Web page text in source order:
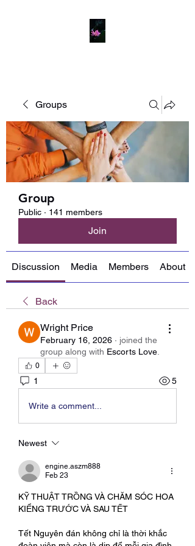
Groups
Group
Public · 141 members
Join
Discussion Media Members About
Back
Wright Price
February 16, 2026 · joined the
group along with Escorts Love
0
1 5
Write a comment...
Newest
engine.aszm888
Feb 23
KỸ THUẬT TRỒNG VÀ CHĂM SÓC HOA
KIỂNG TRƯỚC VÀ SAU TẾT
Tết Nguyên đán không chỉ là thời khắc